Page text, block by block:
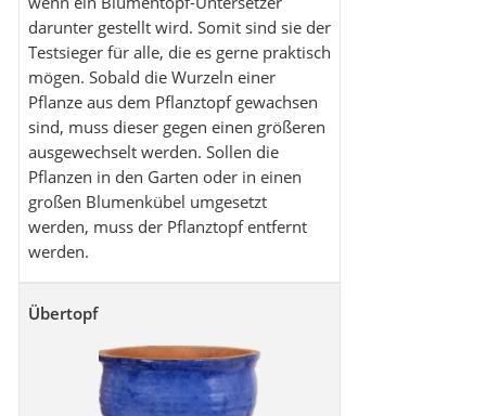
darunter gestellt wird. Somit sind sie der
Testsieger für alle, die es gerne praktisch
mögen. Sobald die Wurzeln einer
Pflanze aus dem Pflanztopf gewachsen
sind, muss dieser gegen einen größeren
ausgewechselt werden. Sollen die
Pflanzen in den Garten oder in einen
großen Blumenkübel umgesetzt
werden, muss der Pflanztopf entfernt
werden.
Übertopf